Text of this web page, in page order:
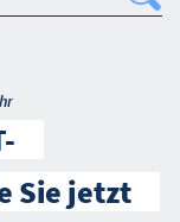
Sie jetzt